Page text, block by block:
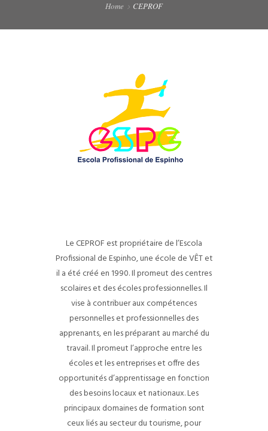
Home CEPROF
Le CEPROF est propriétaire de l’Escola
Profissional de Espinho, une école de VÊT et
il a été créé en 1990. Il promeut des centres
scolaires et des écoles professionnelles. Il
vise à contribuer aux compétences
personnelles et professionnelles des
apprenants, en les préparant au marché du
travail. Il promeut l’approche entre les
écoles et les entreprises et offre des
opportunités d’apprentissage en fonction
des besoins locaux et nationaux. Les
principaux domaines de formation sont
ceux liés au secteur du tourisme, pour